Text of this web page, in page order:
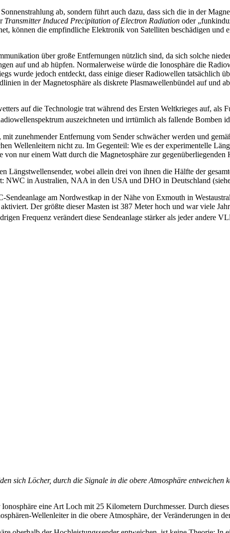
ab, sondern führt auch dazu, dass sich die in der
Transmitter Induced Precipitation of Electron Radiation oder
können die empfindliche Elektronik von Satelliten beschädigen und
über große Entfernungen nützlich sind, da sich solche
auf und ab hüpfen. Normalerweise würde die Ionosphäre die
wurde jedoch entdeckt, dass einige dieser Radiowellen tatsächlich
in der Magnetosphäre als diskrete Plasmawellenbündel auf
auf die Technologie trat während des Ersten Weltkrieges auf, als
auszeichneten und irrtümlich als fallende Bomben
zunehmender Entfernung vom Sender schwächer werden und
Wellenleitern nicht zu. Im Gegenteil: Wie es der experimentelle
nur einem Watt durch die Magnetosphäre zur gegenüberliegenden
Längstwellensender, wobei allein drei von ihnen die Hälfte der
NWC in Australien, NAA in den USA und DHO in Deutschland
Sendeanlage am Nordwestkap in der Nähe von Exmouth in
Der größte dieser Masten ist 387 Meter hoch und war viele
Frequenz verändert diese Sendeanlage stärker als jeder andere
sich Löcher, durch die Signale in die obere Atmosphäre
eine Art Loch mit 25 Kilometern Durchmesser. Durch
Wellenleiter in die obere Atmosphäre, der Veränderungen in